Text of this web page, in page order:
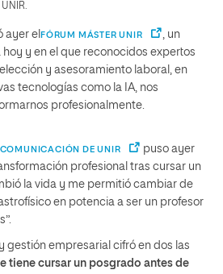
ayer el FÓRUM MÁSTER UNIR
, un
y en el que reconocidos expertos
y asesoramiento laboral, en
tecnologías como la IA, nos
profesionalmente.
COMUNICACIÓN DE UNIR
puso ayer
profesional tras cursar un
la vida y me permitió cambiar de
en potencia a ser un profesor
gestión empresarial cifró en dos las
tiene cursar un posgrado antes de